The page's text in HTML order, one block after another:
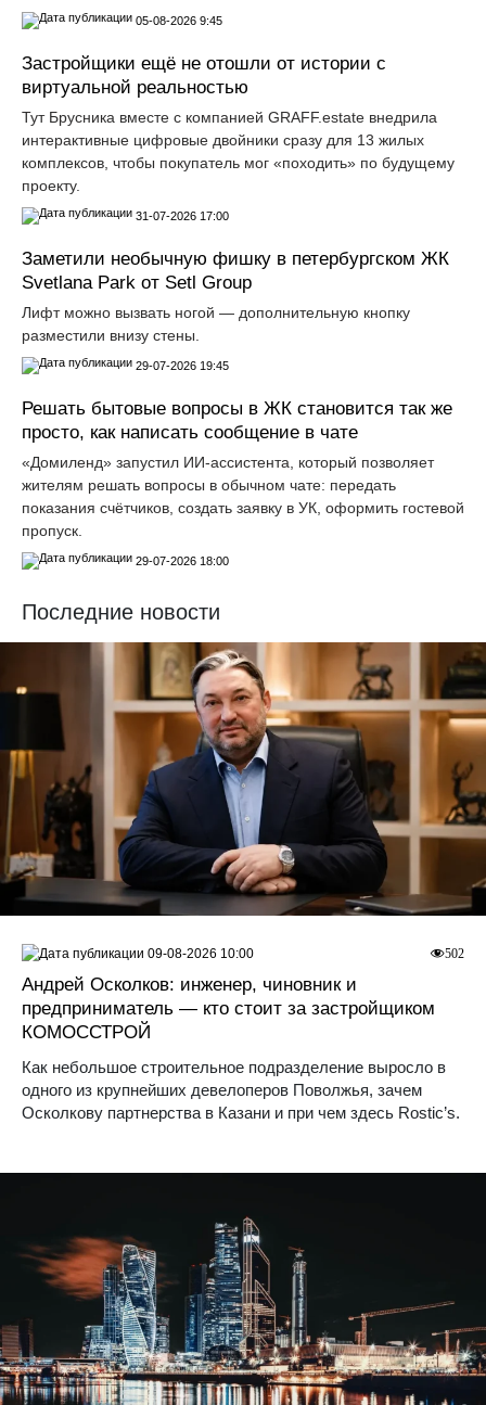
05-08-2026 9:45
Застройщики ещё не отошли от истории с
виртуальной реальностью
Тут Брусника вместе с компанией GRАFF.еstate внедрила
интерактивные цифровые двойники сразу для 13 жилых
комплексов, чтобы покупатель мог «походить» по будущему
проекту.
31-07-2026 17:00
Заметили необычную фишку в петербургском ЖК
Svetlana Park от Setl Group
Лифт можно вызвать ногой — дополнительную кнопку
разместили внизу стены.
29-07-2026 19:45
Решать бытовые вопросы в ЖК становится так же
просто, как написать сообщение в чате
«Домиленд» запустил ИИ-ассистента, который позволяет
жителям решать вопросы в обычном чате: передать
показания счётчиков, создать заявку в УК, оформить гостевой
пропуск.
29-07-2026 18:00
Последние новости
Андрей Осколков: инженер, чиновник и
предприниматель — кто стоит за застройщиком
КОМОССТРОЙ
Как небольшое строительное подразделение выросло в
одного из крупнейших девелоперов Поволжья, зачем
Осколкову партнерства в Казани и при чем здесь Rostic’s.
502
09-08-2026 10:00